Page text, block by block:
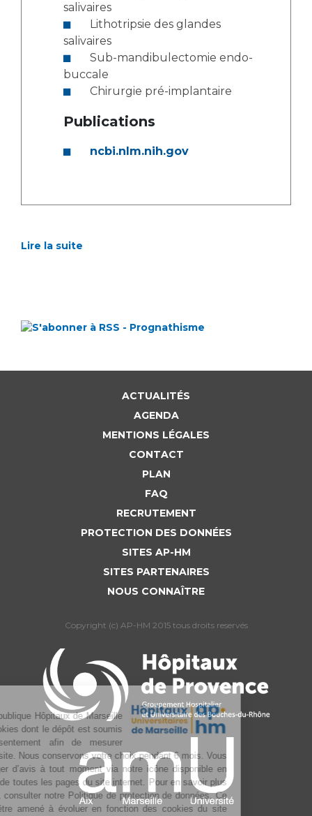
salivaires
salivaires
buccale
Chirurgie pré-implantaire
Publications
ncbi.nlm.nih.gov
Lire la suite
ACTUALITÉS
AGENDA
MENTIONS LÉGALES
CONTACT
PLAN
FAQ
RECRUTEMENT
PROTECTION DES DONNÉES
SITES AP-HM
SITES PARTENAIRES
NOUS CONNAÎTRE
Copyright (c) AP-HM 2015 tous droits reservés
L’Assistance publique Hôpitaux de Marseille
utilise des cookies dont le dépôt est soumis
à votre consentement afin de mesurer
l’audience du site. Nous conservons votre choix pendant 6 mois. Vous
pouvez changer d’avis à tout moment via notre icône disponible en
bas à gauche de toutes les pages du site internet. Pour en savoir plus
sur la gestion, consulter notre Politique de protection de données. Ce
texte pourra être amené à évoluer en fonction des cookies du site